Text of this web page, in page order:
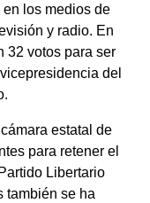
los medios de
y radio. En
32 votos para ser
del
estatal de
para retener el
Libertario
también se ha